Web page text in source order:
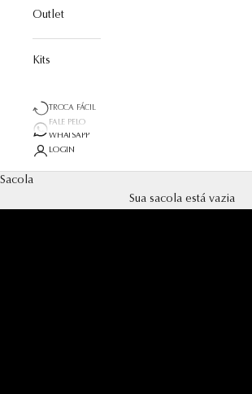
Outlet
Kits
TROCA FÁCIL
FALE PELO
WHATSAPP
LOGIN
Sacola
Sua sacola está vazia